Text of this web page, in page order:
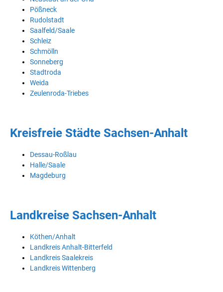
Pößneck
Rudolstadt
Saalfeld/Saale
Schleiz
Schmölln
Sonneberg
Stadtroda
Weida
Zeulenroda-Triebes
Kreisfreie Städte Sachsen-Anhalt
Dessau-Roßlau
Halle/Saale
Magdeburg
Landkreise Sachsen-Anhalt
Köthen/Anhalt
Landkreis Anhalt-Bitterfeld
Landkreis Saalekreis
Landkreis Wittenberg